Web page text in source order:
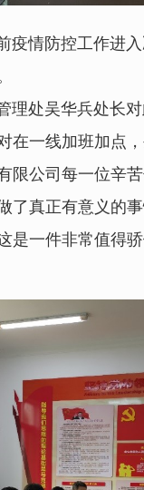
疫情防控工作进
处吴华兵处长对
在一线加班加点
限公司 每一位辛
了真正有意义的
一件非常值得骄